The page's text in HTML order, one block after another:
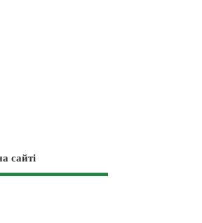
сайті